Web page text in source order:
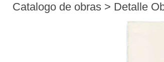
Catalogo de obras > Detalle